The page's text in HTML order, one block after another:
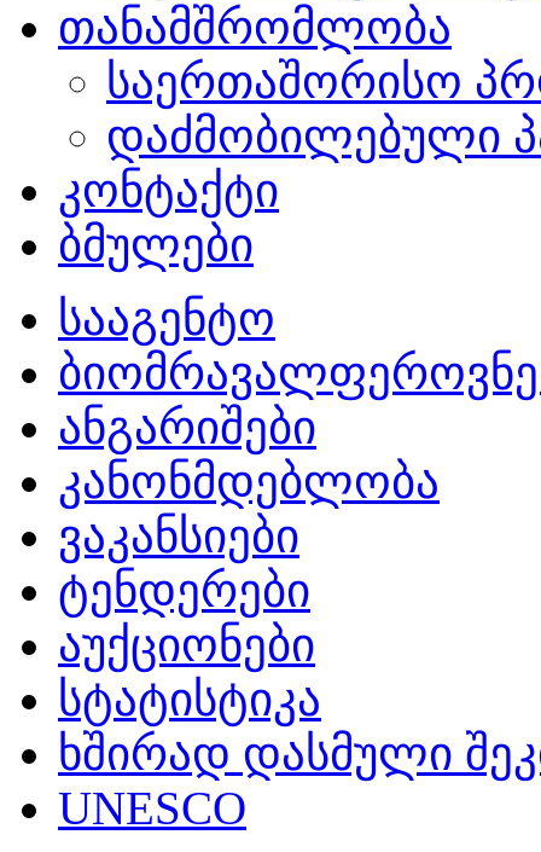
თანამშრომლობა
საერთაშორისო
დაძმობილებული
კონტაქტი
ბმულები
სააგენტო
ანგარიშები
კანონმდებლობა
ვაკანსიები
ტენდერები
აუქციონები
სტატისტიკა
ხშირად დასმული
UNESCO